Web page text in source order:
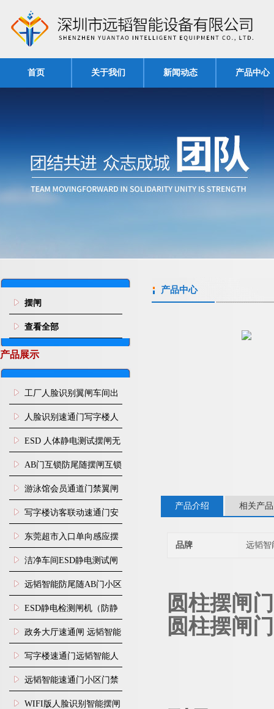
首页 关于我们 新闻动态 产品中心
摆闸
查看全部
产品展示
工厂人脸识别翼闸车间出
入口人行通道门禁
人脸识别速通门写字楼人
行通道闸门禁设备
ESD 人体静电测试摆闸无
尘车间防静电闸机
AB门互锁防尾随摆闸互锁
闸机
游泳馆会员通道门禁翼闸
写字楼访客联动速通门安
装
东莞超市入口单向感应摆
闸安装
洁净车间ESD静电测试闸
机
远韬智能防尾随AB门小区
门禁闸机安装
​ESD静电检测闸机（防静
电门禁通道系统）
政务大厅速通闸 远韬智能
防尾随静音速通门
写字楼速通门远韬智能人
脸识别快速通道闸
远韬智能速通门小区门禁
闸机食堂消费摆闸
WIFI版人脸识别智能摆闸
产品中心
产品介绍 相关产品
品牌 远韬智
圆柱摆闸
圆柱摆闸